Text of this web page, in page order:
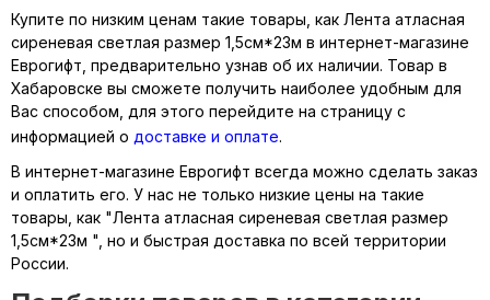
Купите по низким ценам такие товары, как Лента атласная
сиреневая светлая размер 1,5см*23м в интернет-магазине
Еврогифт, предварительно узнав об их наличии. Товар в
Хабаровске вы сможете получить наиболее удобным для
Вас способом, для этого перейдите на страницу с
информацией о доставке и оплате.
В интернет-магазине Еврогифт всегда можно сделать заказ
и оплатить его. У нас не только низкие цены на такие
товары, как "Лента атласная сиреневая светлая размер
1,5см*23м ", но и быстрая доставка по всей территории
России.